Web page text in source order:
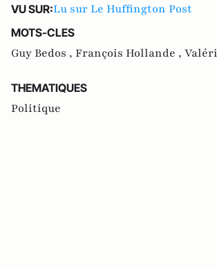
VU SUR:Lu sur Le Huffington Post
MOTS-CLES
Guy Bedos , François Hollande ,
THEMATIQUES
Politique